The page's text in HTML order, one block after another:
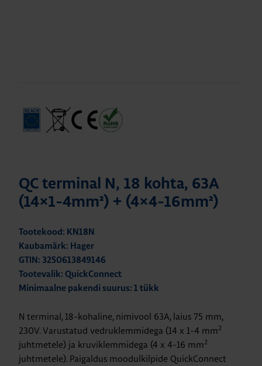
QC terminal N, 18 kohta, 63A
(14×1-4mm²) + (4×4-16mm²)
Tootekood: KN18N
Kaubamärk: Hager
GTIN: 3250613849146
Tootevalik: QuickConnect
Minimaalne pakendi suurus: 1 tükk
N terminal, 18-kohaline, nimivool 63A, laius 75 mm,
230V. Varustatud vedruklemmidega (14 x 1-4 mm2
juhtmetele) ja kruviklemmidega (4 x 4-16 mm2
juhtmetele). Paigaldus moodulkilpide QuickConnect